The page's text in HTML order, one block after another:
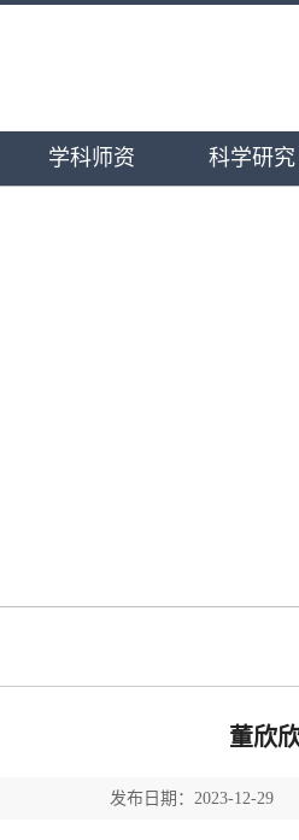
学科师资 科学研究
董欣
发布日期：2023-12-29